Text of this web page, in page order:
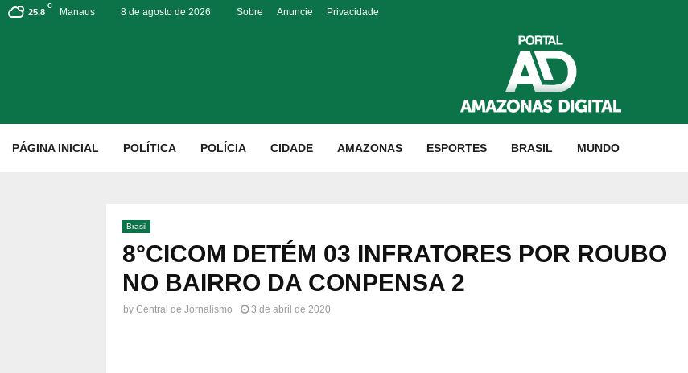
25.8
C
Manaus 8 de agosto de 2026 Sobre Anuncie Privacidade
PÁGINA INICIAL POLÍTICA POLÍCIA CIDADE AMAZONAS ESPORTES BRASIL MUNDO
Brasil
8°CICOM DETÉM 03 INFRATORES POR ROUBO
NO BAIRRO DA CONPENSA 2
by Central de Jornalismo 3 de abril de 2020